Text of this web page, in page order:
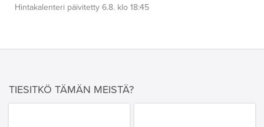
Hintakalenteri päivitetty 6.8. klo 18:45
TIESITKÖ TÄMÄN MEISTÄ?